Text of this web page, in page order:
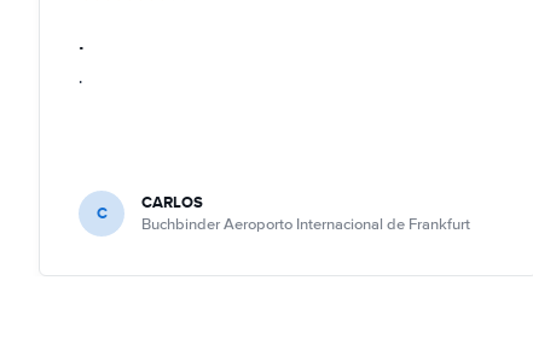
.
.
C CARLOS
Buchbinder Aeroporto Internacional de Frankfurt